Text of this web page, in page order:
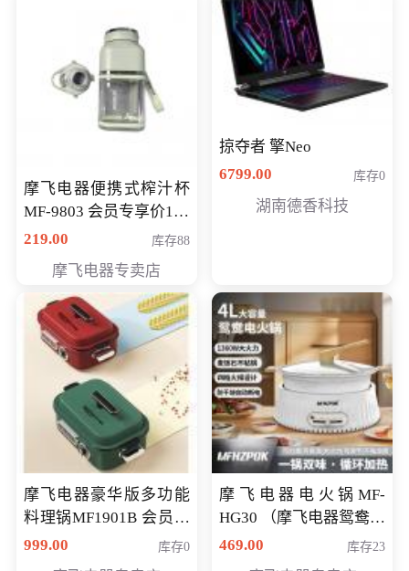
摩飞电器便携式榨汁杯
MF-9803 会员专享价138
元
219.00 库存88
摩飞电器专卖店
掠夺者 擎Neo
6799.00
库存0
湖南德香科技
摩飞电器豪华版多功能
料理锅MF1901B 会员专
享价668元
999.00 库存0
摩飞电器电火锅MF-
HG30 （摩飞电器鸳鸯锅
MF-HG30 ） 会员专享价
469.00 库存23